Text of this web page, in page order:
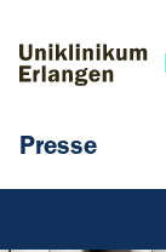
Presse